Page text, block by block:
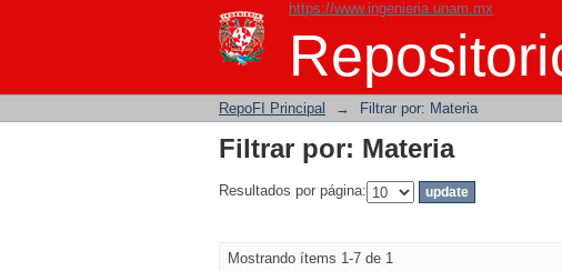
https://www.ingenieria.unam.mx
Filtrar por: Materia
RepoFI Principal → Filtrar por: Materia
Filtrar por: Materia
Resultados por página:
Mostrando ítems 1-7 de 1